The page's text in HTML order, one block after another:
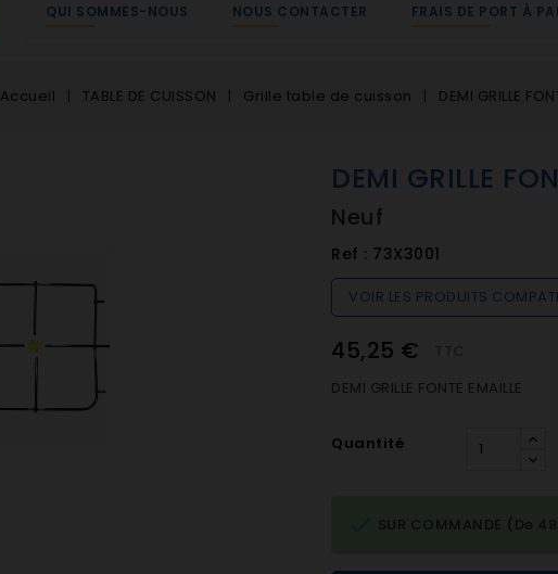
QUI SOMMES-NOUS NOUS CONTACTER FRAIS DE PORT À
Accueil TABLE DE CUISSON Grille table de cuisson DEMI GRILLE
DEMI GRILLE
Neuf
Ref : 73X3001
VOIR LES PRODUITS
45,25 €
DEMI GRILLE FONTE EMAILLE
Quantité
SUR COMMANDE (De